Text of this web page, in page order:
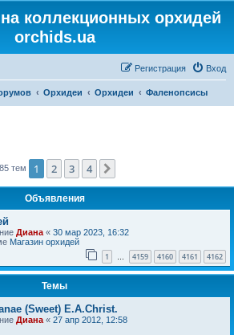
коллекционных орхидей
orchids.ua
Вход
Регистрация
Орхидеи Орхидеи Фаленопсисы
тем 1 2 3 4
Объявления
Диана « 30 мар 2023, 16:32
Магазин орхидей
1 … 4159 4160 4161 4162
Темы
(Sweet) E.A.Christ.
Диана « 27 апр 2012, 12:58